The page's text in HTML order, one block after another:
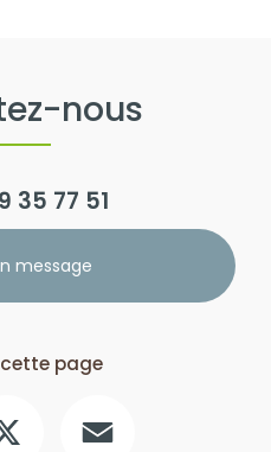
nous
35 77 51
message
page